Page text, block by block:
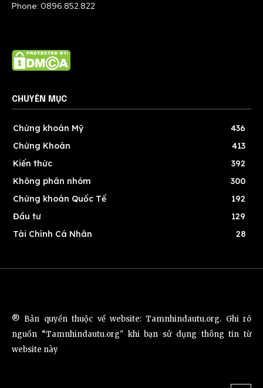
Phone: 0896.852.822
CHUYÊN MỤC
Chứng khoán Mỹ
436
Chứng Khoán
413
Kiến thức
392
Không phân nhóm
300
Chứng khoán Quốc Tế
192
Đầu tư
129
Tài Chính Cá Nhân
28
® Bản quyền thuộc về website: Tamnhindautu.org. Ghi rõ
nguồn “Tamnhindautu.org" khi bạn sử dụng thông tin từ
website này